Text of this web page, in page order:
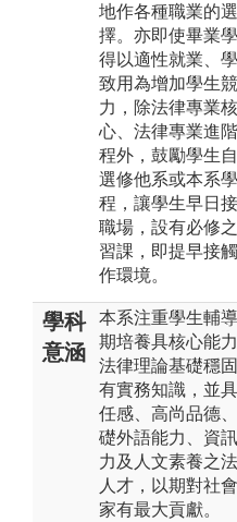
地作各種職業的選
擇。亦即使畢業
得以適性就業、
致用為增加學生
力，除法律專業核
心、法律專業進
程外，鼓勵學生
選修他系或本系學
程，讓學生早日
職場，設有必修
習課，即提早接
作環境。
學科
意涵
本系注重學生輔導
期培養具核心能力
法律理論基礎穩固
有實務知識，並
任感、高尚品德
礎外語能力、資
力及人文素養之
人才，以期對社
家有最大貢獻。